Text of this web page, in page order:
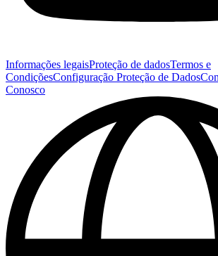
Informações legaisProteção de dadosTermos e
CondiçõesConfiguração Proteção de Dados
Conosco